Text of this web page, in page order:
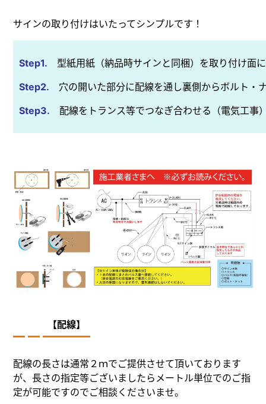
サインの取り付けはいたってシンプルです！
Step1. 型紙用紙（納品時サインと同梱）を取り付け面
Step2. 穴の開いた部分に配線を通し裏側からボルト・
Step3. 配線をトランス等でつなぎ合わせる（電気工事
【配線】
配線の長さは通常２ｍでご提供させて頂いております
が、長さの指定等ございましたらメートル単位でのご指
定が可能ですのでご相談くださいませ。